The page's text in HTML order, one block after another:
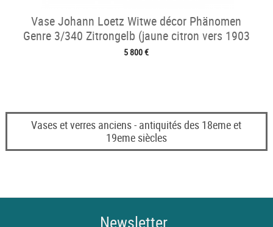
Vase Johann Loetz Witwe décor Phänomen
Genre 3/340 Zitrongelb (jaune citron vers 1903
5 800 €
Vases et verres anciens - antiquités des 18eme et
19eme siècles
Newsletter